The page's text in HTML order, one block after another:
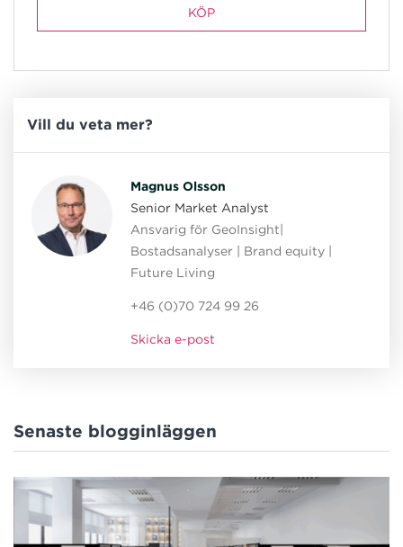
KÖP
Vill du veta mer?
Magnus Olsson
Senior Market Analyst
Ansvarig för GeoInsight|
Bostadsanalyser | Brand equity |
Future Living
+46 (0)70 724 99 26
Skicka e-post
Senaste blogginläggen